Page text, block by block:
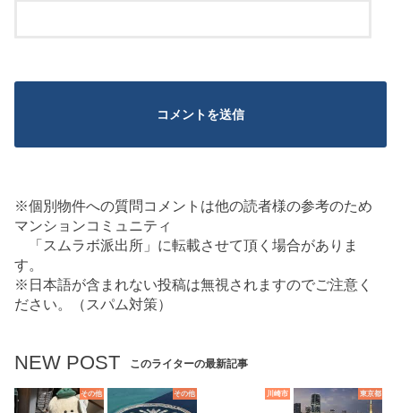
※個別物件への質問コメントは他の読者様の参考のため
マンションコミュニティ
「スムラボ派出所」に転載させて頂く場合がありま
す。
※日本語が含まれない投稿は無視されますのでご注意く
ださい。（スパム対策）
NEW POST このライターの最新記事
その他 その他 川崎市 東京都